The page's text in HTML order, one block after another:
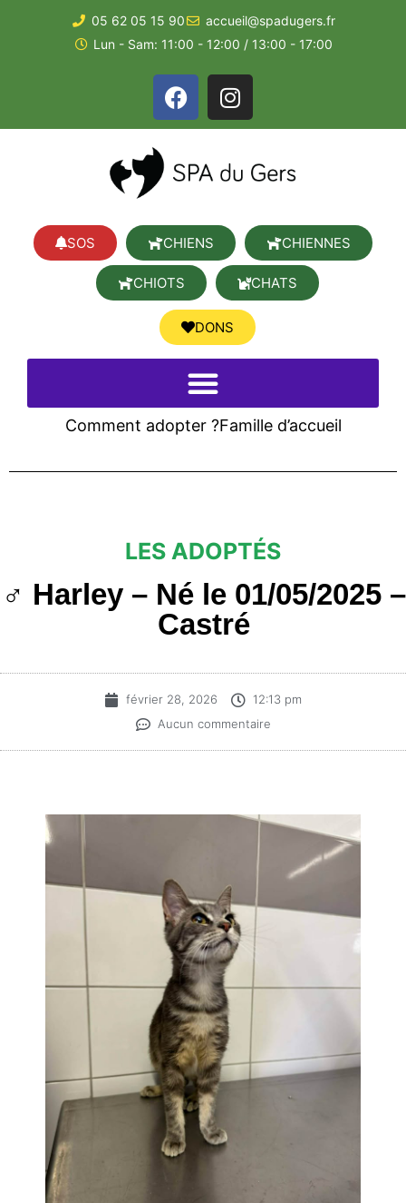
05 62 05 15 90
accueil@spadugers.fr
Lun - Sam: 11:00 - 12:00 / 13:00 - 17:00
SOS CHIENS CHIENNES
CHIOTS CHATS
DONS
Comment adopter ?Famille d’accueil
LES ADOPTÉS
♂️ Harley – Né le 01/05/2025 –
Castré
février 28, 2026
12:13 pm
Aucun commentaire